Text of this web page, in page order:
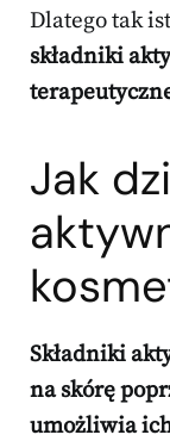
Dlatego tak
składniki
Jak
Składniki
na skórę
umożliwia